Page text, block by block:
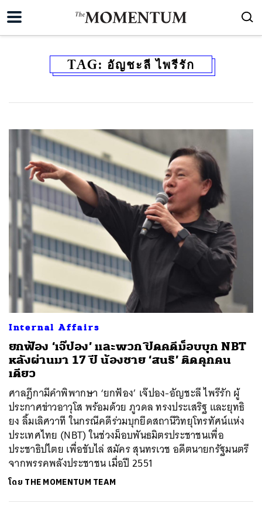
TAG: อัญชะลี ไพรีรัก
Internal Affairs
ยกฟ้อง ‘เจ๊ปอง’ และพวก ปิดคดีม็อบบุก NBT
หลังผ่านมา 17 ปี น้องชาย ‘สนธิ’ ติดคุกคน
เดียว
ศาลฎีกามีคำพิพากษา ‘ยกฟ้อง’ เจ๊ปอง-อัญชะลี ไพรีรัก ผู้
ประกาศข่าวอาวุโส พร้อมด้วย ภูวดล ทรงประเสริฐ และยุทธิ
ยง ลิ้มเลิศวาที ในกรณีคดีร่วมบุกยึดสถานีวิทยุโทรทัศน์แห่ง
ประเทศไทย (NBT) ในช่วงม็อบพันธมิตรประชาชนเพื่อ
ประชาธิปไตย เพื่อขับไล่ สมัคร สุนทรเวช อดีตนายกรัฐมนตรี
จากพรรคพลังประชาชน เมื่อปี 2551
โดย THE MOMENTUM TEAM
SHARE TWEET